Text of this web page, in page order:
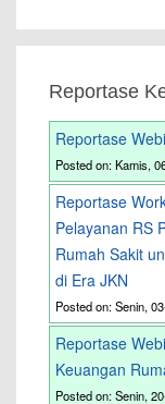
Reportase
Reportase
Posted on: Kamis,
Reportase
Pelayanan RS
Rumah Sakit
di Era JKN
Posted on: Senin,
Reportase
Keuangan
Posted on: Senin,